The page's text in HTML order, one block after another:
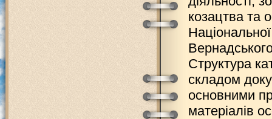
козацтва та
Структура
складом
основними
матеріалів